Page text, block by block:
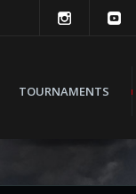
TOURNAMENTS